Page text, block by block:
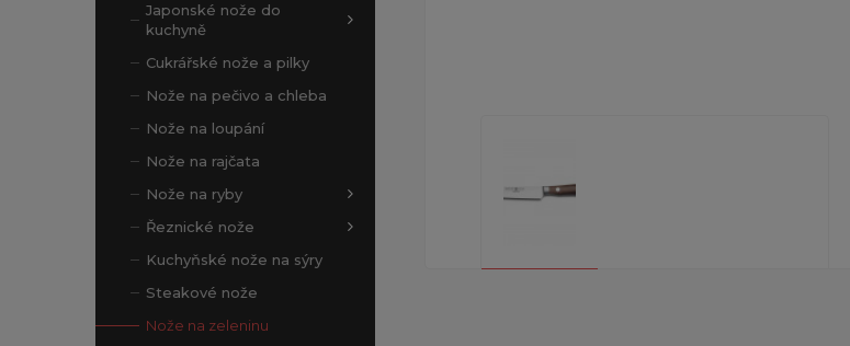
Japonské nože do
kuchyně
Cukrářské nože a pilky
Nože na pečivo a chleba
Nože na loupání
Nože na rajčata
Nože na ryby
Řeznické nože
Kuchyňské nože na sýry
Steakové nože
Nože na zeleninu